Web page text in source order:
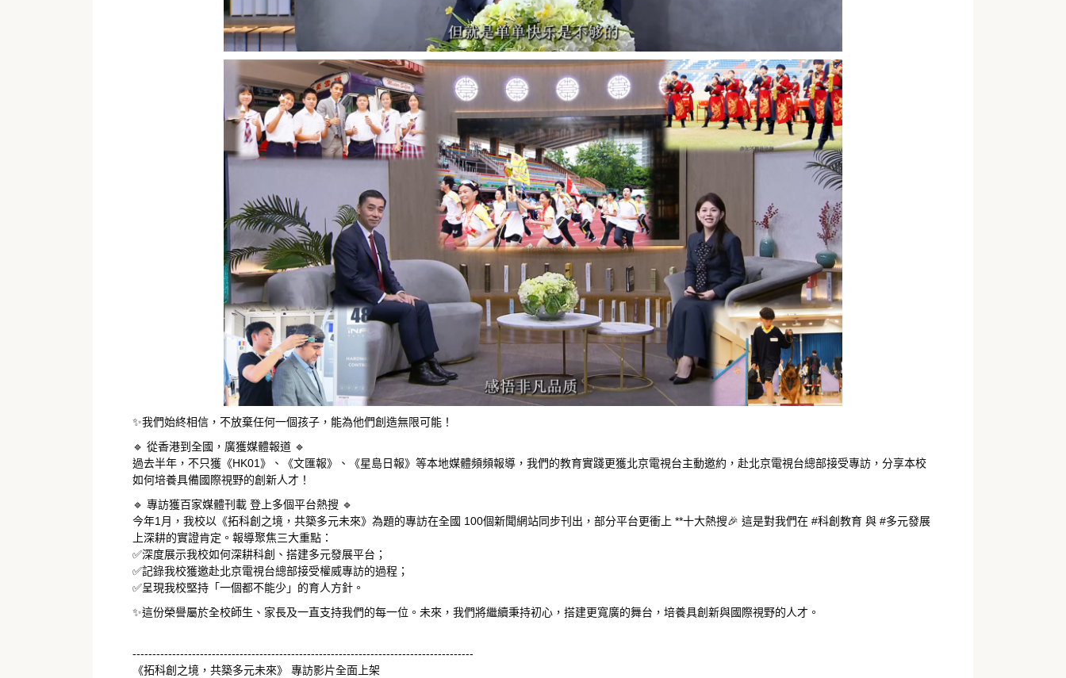
✨我們始終相信，不放棄任何一個孩子，能為他們創造無限可能！
🔹 從香港到全國，廣獲媒體報道 🔹
過去半年，不只獲《HK01》、《文匯報》、《星島日報》等本地媒體頻頻報導，我們的教育實踐更獲北京電視台主動邀約，赴北京電視台總部接受專訪，分享本校
如何培養具備國際視野的創新人才！
🔹 專訪獲百家媒體刊載 登上多個平台熱搜 🔹
今年1月，我校以《拓科創之境，共築多元未來》為題的專訪在全國 100個新聞網站同步刊出，部分平台更衝上 **十大熱搜🎉 這是對我們在 #科創教育 與 #多元發展
上深耕的實證肯定。報導聚焦三大重點：
✅深度展示我校如何深耕科創、搭建多元發展平台；
✅記錄我校獲邀赴北京電視台總部接受權威專訪的過程；
✅呈現我校堅持「一個都不能少」的育人方針。
✨這份榮譽屬於全校師生、家長及一直支持我們的每一位。未來，我們將繼續秉持初心，搭建更寬廣的舞台，培養具創新與國際視野的人才。
--------------------------------------------------------------------------------------
《拓科創之境，共築多元未來》 專訪影片全面上架